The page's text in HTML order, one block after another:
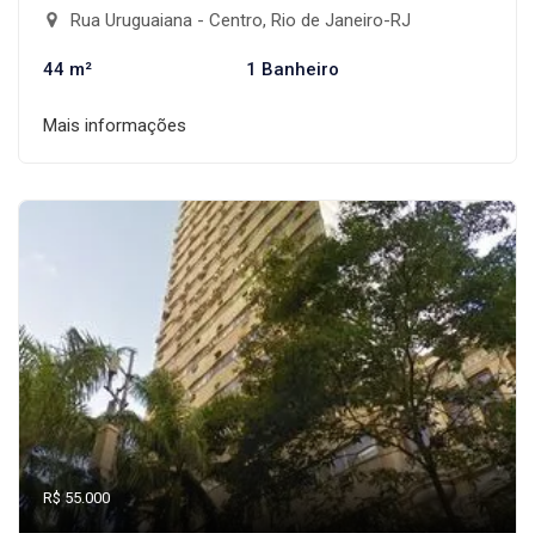
Rua Uruguaiana - Centro, Rio de Janeiro-RJ
44 m² 1 Banheiro
Mais informações
R$ 55.000